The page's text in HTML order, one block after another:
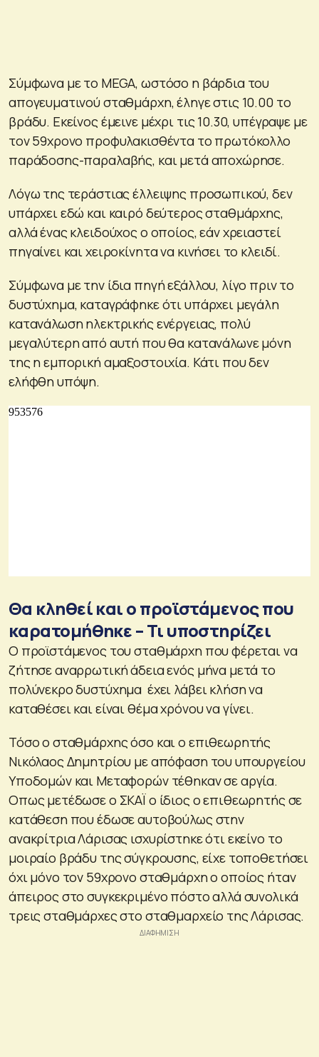
Σύμφωνα με το MEGA, ωστόσο η βάρδια του
απογευματινού σταθμάρχη, έληγε στις 10.00 το
βράδυ. Εκείνος έμεινε μέχρι τις 10.30, υπέγραψε με
τον 59χρονο προφυλακισθέντα το πρωτόκολλο
παράδοσης-παραλαβής, και μετά αποχώρησε.
Λόγω της τεράστιας έλλειψης προσωπικού, δεν
υπάρχει εδώ και καιρό δεύτερος σταθμάρχης,
αλλά ένας κλειδούχος ο οποίος, εάν χρειαστεί
πηγαίνει και χειροκίνητα να κινήσει το κλειδί.
Σύμφωνα με την ίδια πηγή εξάλλου, λίγο πριν το
δυστύχημα, καταγράφηκε ότι υπάρχει μεγάλη
κατανάλωση ηλεκτρικής ενέργειας, πολύ
μεγαλύτερη από αυτή που θα κατανάλωνε μόνη
της η εμπορική αμαξοστοιχία. Κάτι που δεν
ελήφθη υπόψη.
Θα κληθεί και ο προϊστάμενος που
καρατομήθηκε – Τι υποστηρίζει
Ο προϊστάμενος του σταθμάρχη που φέρεται να
ζήτησε αναρρωτική άδεια ενός μήνα μετά το
πολύνεκρο δυστύχημα έχει λάβει κλήση να
καταθέσει και είναι θέμα χρόνου να γίνει.
Τόσο ο σταθμάρχης όσο και ο επιθεωρητής
Νικόλαος Δημητρίου με απόφαση του υπουργείου
Υποδομών και Μεταφορών τέθηκαν σε αργία.
Οπως μετέδωσε ο ΣΚΑΪ ο ίδιος ο επιθεωρητής σε
κατάθεση που έδωσε αυτοβούλως στην
ανακρίτρια Λάρισας ισχυρίστηκε ότι εκείνο το
μοιραίο βράδυ της σύγκρουσης, είχε τοποθετήσει
όχι μόνο τον 59χρονο σταθμάρχη ο οποίος ήταν
άπειρος στο συγκεκριμένο πόστο αλλά συνολικά
τρεις σταθμάρχες στο σταθμαρχείο της Λάρισας.